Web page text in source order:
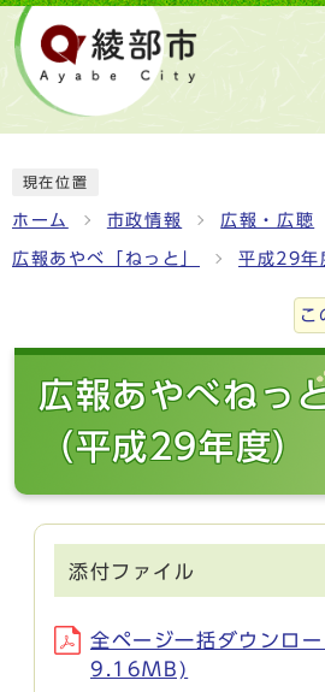
現在位置
ホーム 市政情報 広報・広聴
広報あやべ「ねっと」 平成29年
こ
広報あやべねっ
（平成29年度）
添付ファイル
全ページ一括ダウンロ
9.16MB)